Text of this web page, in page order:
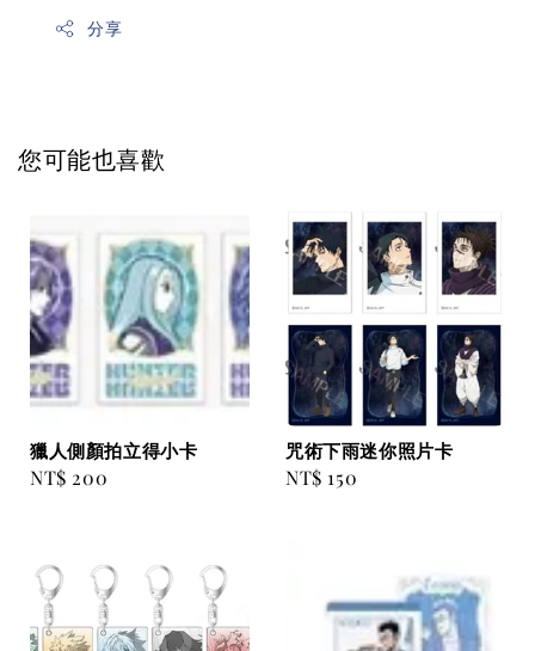
分享
您可能也喜歡
獵人側顏拍立得小卡
Regular
NT$ 200
咒術下雨迷你照片卡
Regular
NT$ 150